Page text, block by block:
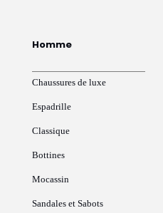
Homme
Chaussures de luxe
Espadrille
Classique
Bottines
Mocassin
Sandales et Sabots